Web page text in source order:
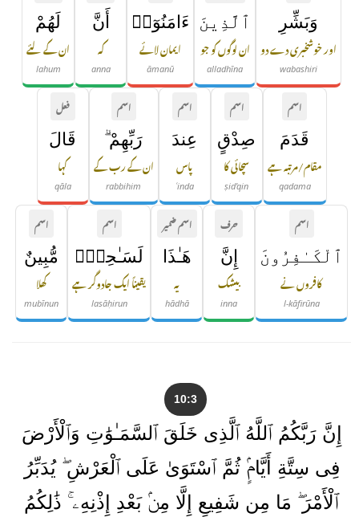
وَبَشِّرِ
اور خوشخبری دے دو
wabashiri
ٱلَّذِينَ
ان لوگوں کو جو
alladhīna
ءَامَنُوٓا۟
ایمان لائے
āmanū
أَنَّ
کہ
anna
لَهُمْ
ان کے لئے
lahum
اسم
قَدَمَ
مقام/مرتبہ ہے
qadama
اسم
صِدْقٍ
سچائی کا
ṣid'qin
اسم
عِندَ
پاس
ʿinda
اسم
رَبِّهِمْ ۗ
ان کے رب کے
rabbihim
فعل
قَالَ
کہا
qāla
اسم
ٱلْكَـٰفِرُونَ
کافروں نے
l-kāfirūna
حرف
إِنَّ
بیشک
inna
اسم ضمیر
هَـٰذَا
یہ
hādhā
اسم
لَسَـٰحِرٌۭ
یقیناً ایک جادوگر ہے
lasāḥirun
اسم
مُّبِينٌ
کھلا
mubīnun
10:3
إِنَّ رَبَّكُمُ ٱللَّهُ ٱلَّذِى خَلَقَ ٱلسَّمَـٰوَٰتِ وَٱلْأَرْضَ
فِى سِتَّةِ أَيَّامٍۢ ثُمَّ ٱسْتَوَىٰ عَلَى ٱلْعَرْشِ ۖ يُدَبِّرُ
ٱلْأَمْرَ ۖ مَا مِن شَفِيعٍ إِلَّا مِنۢ بَعْدِ إِذْنِهِۦ ۚ ذَٰلِكُمُ